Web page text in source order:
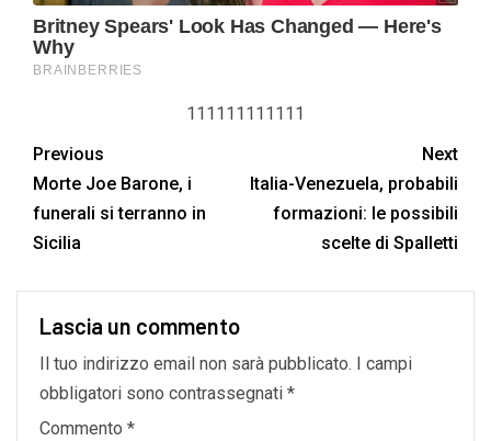
111111111111
Previous
Morte Joe Barone, i
funerali si terranno in
Sicilia
Next
Italia-Venezuela, probabili
formazioni: le possibili
scelte di Spalletti
Lascia un commento
Il tuo indirizzo email non sarà pubblicato. I campi
obbligatori sono contrassegnati *
Commento *